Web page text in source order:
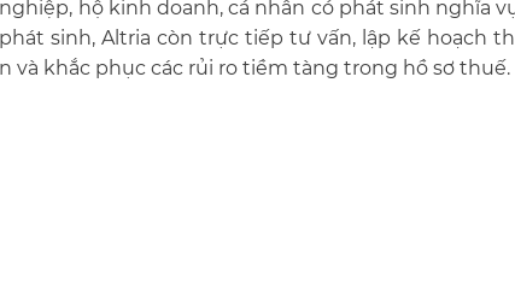
hộ kinh doanh, cá nhân có phát sinh nghĩa
sinh, Altria còn trực tiếp tư vấn, lập kế hoạch
khắc phục các rủi ro tiềm tàng trong hồ sơ thuế.